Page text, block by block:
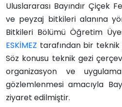
Uluslararası Bayındır Çiçek
ve peyzaj bitkileri alanına
Bitkileri Bölümü Öğretim
ESKİMEZ tarafından bir
Söz konusu teknik gezi
organizasyon ve
gözlemlenmesi amacıyla
ziyaret edilmiştir.